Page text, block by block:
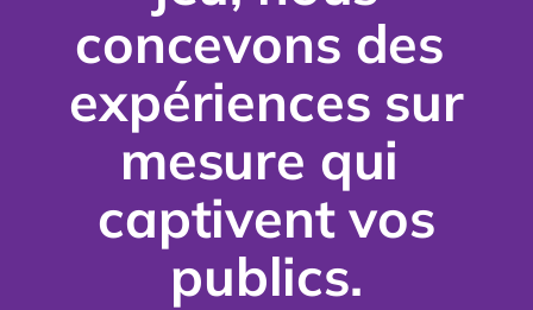
concevons des
expériences sur
mesure qui
captivent vos
publics.